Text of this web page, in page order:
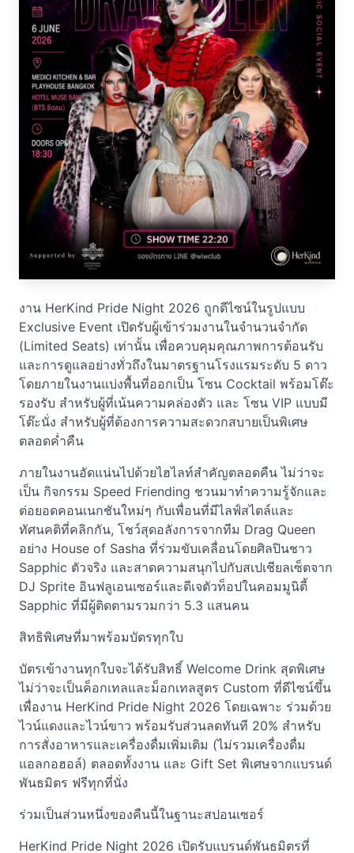
งาน HerKind Pride Night 2026 ถูกดีไซน์ในรูปแบบ
Exclusive Event เปิดรับผู้เข้าร่วมงานในจำนวนจำกัด
(Limited Seats) เท่านั้น เพื่อควบคุมคุณภาพการต้อนรับ
และการดูแลอย่างทั่วถึงในมาตรฐานโรงแรมระดับ 5 ดาว
โดยภายในงานแบ่งพื้นที่ออกเป็น โซน Cocktail พร้อมโต๊ะ
รองรับ สำหรับผู้ที่เน้นความคล่องตัว และ โซน VIP แบบมี
โต๊ะนั่ง สำหรับผู้ที่ต้องการความสะดวกสบายเป็นพิเศษ
ตลอดค่ำคืน
ภายในงานอัดแน่นไปด้วยไฮไลท์สำคัญตลอดคืน ไม่ว่าจะ
เป็น กิจกรรม Speed Friending ชวนมาทำความรู้จักและ
ต่อยอดคอนเนกชันใหม่ๆ กับเพื่อนที่มีไลฟ์สไตล์และ
ทัศนคติที่คลิกกัน, โชว์สุดอลังการจากทีม Drag Queen
อย่าง House of Sasha ที่ร่วมขับเคลื่อนโดยศิลปินชาว
Sapphic ตัวจริง และสาดความสนุกไปกับสเปเชียลเซ็ตจาก
DJ Sprite อินฟลูเอนเซอร์และดีเจตัวท็อปในคอมมูนิตี้
Sapphic ที่มีผู้ติดตามรวมกว่า 5.3 แสนคน
สิทธิพิเศษที่มาพร้อมบัตรทุกใบ
บัตรเข้างานทุกใบจะได้รับสิทธิ์ Welcome Drink สุดพิเศษ
ไม่ว่าจะเป็นค็อกเทลและม็อกเทลสูตร Custom ที่ดีไซน์ขึ้น
เพื่องาน HerKind Pride Night 2026 โดยเฉพาะ ร่วมด้วย
ไวน์แดงและไวน์ขาว พร้อมรับส่วนลดทันที 20% สำหรับ
การสั่งอาหารและเครื่องดื่มเพิ่มเติม (ไม่รวมเครื่องดื่ม
แอลกอฮอล์) ตลอดทั้งงาน และ Gift Set พิเศษจากแบรนด์
พันธมิตร ฟรีทุกที่นั่ง
ร่วมเป็นส่วนหนึ่งของคืนนี้ในฐานะสปอนเซอร์
HerKind Pride Night 2026 เปิดรับแบรนด์พันธมิตรที่